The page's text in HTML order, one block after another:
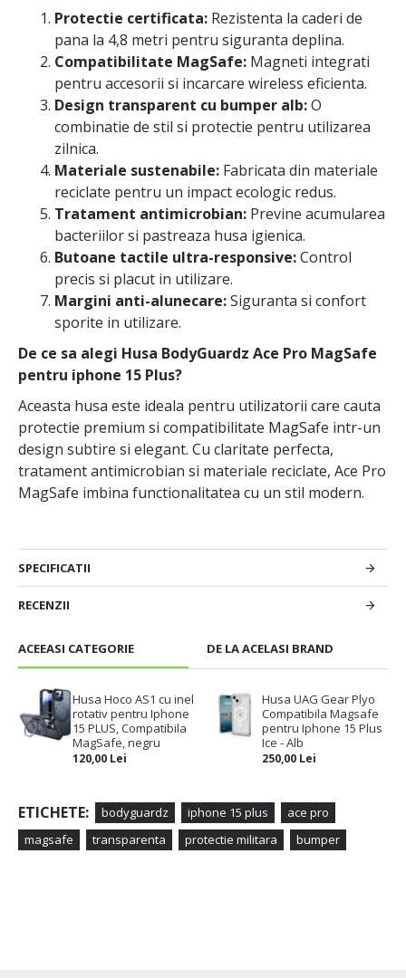
ACEEASI CATEGORIE DE LA ACELASI BRAND
Husa Hoco AS1 cu inel
rotativ pentru Iphone
15 PLUS, Compatibila
MagSafe, negru
120,00 Lei
Husa UAG Gear Plyo
Compatibila Magsafe
pentru Iphone 15 Plus
Ice - Alb
250,00 Lei
Protectie certificata: Rezistenta la caderi de
pana la 4,8 metri pentru siguranta deplina.
Compatibilitate MagSafe: Magneti integrati
pentru accesorii si incarcare wireless eficienta.
Design transparent cu bumper alb:O
combinatie de stil si protectie pentru utilizarea
zilnica.
Materiale sustenabile: Fabricata din materiale
reciclate pentru un impact ecologic redus.
Tratament antimicrobian: Previne acumularea
bacteriilor si pastreaza husa igienica.
Butoane tactile ultra-responsive:Control
precis si placut in utilizare.
Margini anti-alunecare:Siguranta si confort
sporite in utilizare.
De ce sa alegi Husa BodyGuardz Ace Pro MagSafe
pentru iphone 15 Plus?
Aceasta husa este ideala pentru utilizatorii care cauta
protectie premium si compatibilitate MagSafe intr-un
design subtire si elegant. Cu claritate perfecta,
tratament antimicrobian si materiale reciclate, Ace Pro
MagSafe imbina functionalitatea cu un stil modern.
SPECIFICATII
RECENZII
ETICHETE: bodyguardz iphone 15 plus
ace pro
magsafe
transparenta protectie militara bumper